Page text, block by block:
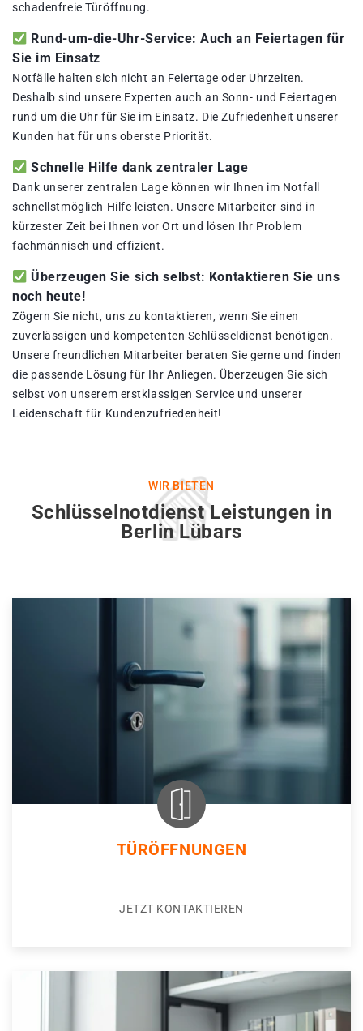
schadenfreie Türöffnung.
Rund-um-die-Uhr-Service: Auch an Feiertagen für
Sie im Einsatz
Notfälle halten sich nicht an Feiertage oder Uhrzeiten.
Deshalb sind unsere Experten auch an Sonn- und Feiertagen
rund um die Uhr für Sie im Einsatz. Die Zufriedenheit unserer
Kunden hat für uns oberste Priorität.
Schnelle Hilfe dank zentraler Lage
Dank unserer zentralen Lage können wir Ihnen im Notfall
schnellstmöglich Hilfe leisten. Unsere Mitarbeiter sind in
kürzester Zeit bei Ihnen vor Ort und lösen Ihr Problem
fachmännisch und effizient.
Überzeugen Sie sich selbst: Kontaktieren Sie uns
noch heute!
Zögern Sie nicht, uns zu kontaktieren, wenn Sie einen
zuverlässigen und kompetenten Schlüsseldienst benötigen.
Unsere freundlichen Mitarbeiter beraten Sie gerne und finden
die passende Lösung für Ihr Anliegen. Überzeugen Sie sich
selbst von unserem erstklassigen Service und unserer
Leidenschaft für Kundenzufriedenheit!
WIR BIETEN
Schlüsselnotdienst Leistungen in
Berlin Lübars
TÜRÖFFNUNGEN
JETZT KONTAKTIEREN